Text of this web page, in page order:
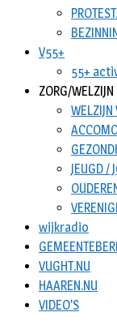
V55+
55+
ZORG/WELZIJN
WELZIJN
JEUGD /
wijkradio
VUGHT.NU
HAAREN.NU
VIDEO’S